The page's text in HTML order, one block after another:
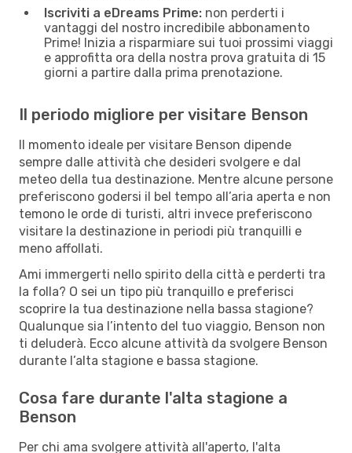
Iscriviti a eDreams Prime: non perderti i
vantaggi del nostro incredibile abbonamento
Prime! Inizia a risparmiare sui tuoi prossimi viaggi
e approfitta ora della nostra prova gratuita di 15
giorni a partire dalla prima prenotazione.
Il periodo migliore per visitare Benson
Il momento ideale per visitare Benson dipende
sempre dalle attività che desideri svolgere e dal
meteo della tua destinazione. Mentre alcune persone
preferiscono godersi il bel tempo all’aria aperta e non
temono le orde di turisti, altri invece preferiscono
visitare la destinazione in periodi più tranquilli e
meno affollati.
Ami immergerti nello spirito della città e perderti tra
la folla? O sei un tipo più tranquillo e preferisci
scoprire la tua destinazione nella bassa stagione?
Qualunque sia l’intento del tuo viaggio, Benson non
ti deluderà. Ecco alcune attività da svolgere Benson
durante l’alta stagione e bassa stagione.
Cosa fare durante l'alta stagione a
Benson
Per chi ama svolgere attività all'aperto, l'alta